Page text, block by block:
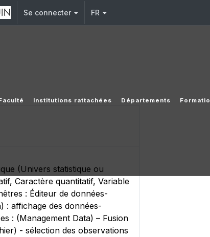
Se connecter FR
Institutions rattachées Départements
(Univers statistique ou
Caractère quantitatif, Variable
: Éditeur de données-
: affichage des données-
: (Management Data) – Fusion
- sélection des observations